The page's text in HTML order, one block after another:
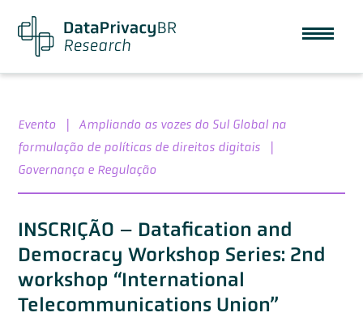
Evento |
Ampliando as vozes do Sul Global na
formulação de políticas de direitos digitais
|
Governança e Regulação
INSCRIÇÃO – Datafication and
Democracy Workshop Series: 2nd
workshop “International
Telecommunications Union”